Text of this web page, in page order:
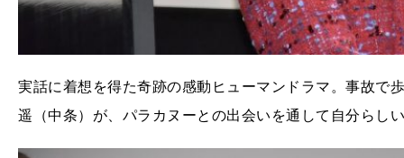
実話に着想を得た奇跡の感動ヒューマンドラマ。事故で
遥（中条）が、パラカヌーとの出会いを通して自分らし